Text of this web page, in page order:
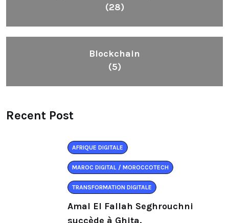
(28)
Blockchain
(5)
Recent Post
AFRIQUE DIGITALE
MAROC DIGITAL / MOROCCOTECH
TRANSFORMATION DIGITALE
Amal El Fallah Seghrouchni
succède à Ghita.